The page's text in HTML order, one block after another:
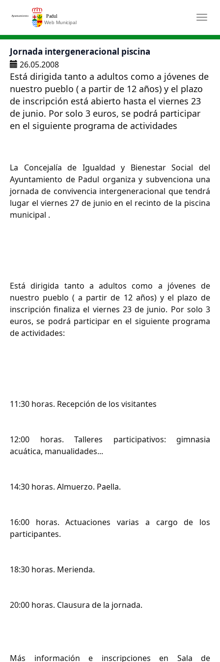
Saltar al contenido principal
Jornada intergeneracional piscina
26.05.2008
Está dirigida tanto a adultos como a jóvenes de
nuestro pueblo ( a partir de 12 años) y el plazo
de inscripción está abierto hasta el viernes 23
de junio. Por solo 3 euros, se podrá participar
en el siguiente programa de actividades
La Concejalía de Igualdad y Bienestar Social del
Ayuntamiento de Padul organiza y subvenciona una
jornada de convivencia intergeneracional que tendrá
lugar el viernes 27 de junio en el recinto de la piscina
municipal .
Está dirigida tanto a adultos como a jóvenes de
nuestro pueblo ( a partir de 12 años) y el plazo de
inscripción finaliza el viernes 23 de junio. Por solo 3
euros, se podrá participar en el siguiente programa
de actividades:
11:30 horas. Recepción de los visitantes
12:00 horas. Talleres participativos: gimnasia
acuática, manualidades...
14:30 horas. Almuerzo. Paella.
16:00 horas. Actuaciones varias a cargo de los
participantes.
18:30 horas. Merienda.
20:00 horas. Clausura de la jornada.
Más información e inscripciones en Sala de